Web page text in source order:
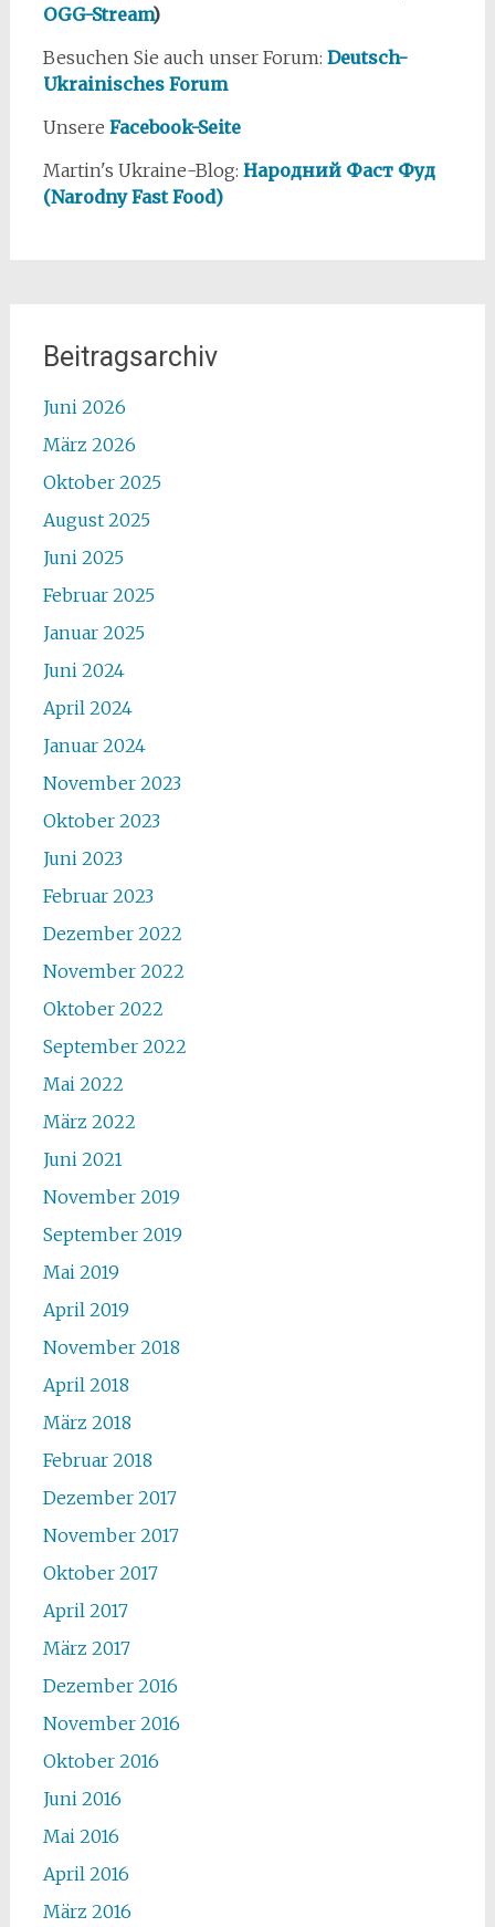
OGG-Stream)
Besuchen Sie auch unser Forum: Deutsch-
Ukrainisches Forum
Unsere Facebook-Seite
Martin's Ukraine-Blog: Народний Фаст Фуд
(Narodny Fast Food)
Beitragsarchiv
Juni 2026
März 2026
Oktober 2025
August 2025
Juni 2025
Februar 2025
Januar 2025
Juni 2024
April 2024
Januar 2024
November 2023
Oktober 2023
Juni 2023
Februar 2023
Dezember 2022
November 2022
Oktober 2022
September 2022
Mai 2022
März 2022
Juni 2021
November 2019
September 2019
Mai 2019
April 2019
November 2018
April 2018
März 2018
Februar 2018
Dezember 2017
November 2017
Oktober 2017
April 2017
März 2017
Dezember 2016
November 2016
Oktober 2016
Juni 2016
Mai 2016
April 2016
März 2016